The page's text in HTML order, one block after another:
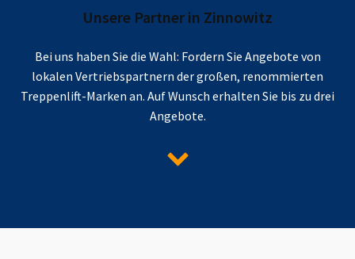
Unsere Partner in Zinnowitz
Bei uns haben Sie die Wahl: Fordern Sie Angebote von
lokalen Vertriebspartnern der großen, renommierten
Treppenlift-Marken an. Auf Wunsch erhalten Sie bis zu drei
Angebote.